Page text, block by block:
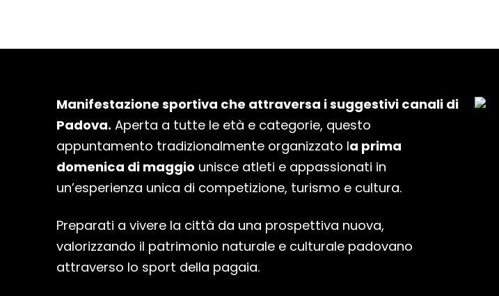
Manifestazione sportiva che attraversa i suggestivi canali di
Padova.Aperta a tutte le età e categorie, questo
appuntamento tradizionalmente organizzato la prima
domenica di maggiounisce atleti e appassionati in
un’esperienza unica di competizione, turismo e cultura.
Preparati a vivere la città da una prospettiva nuova,
valorizzando il patrimonio naturale e culturale padovano
attraverso lo sport della pagaia.